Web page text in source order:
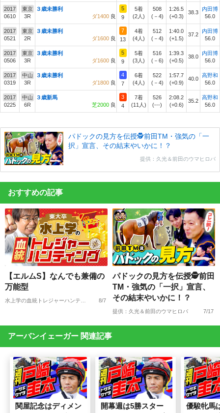
2017
0610
東京
3R
３歳未勝利
ダ1400 良
5
9
5着
(2人)
508
(－4)
1:26.5
(+0.3)
38.3
内田博
56.0
2017
0521
東京
2R
３歳未勝利
ダ1600 良
7
13
4着
(4人)
512
(－4)
1:40.0
(+1.5)
37.2
内田博
56.0
2017
0506
東京
3R
３歳未勝利
ダ1600 良
5
9
5着
(3人)
516
(－6)
1:39.3
(+0.5)
38.0
内田博
56.0
2017
0319
中山
3R
３歳未勝利
ダ1800 良
4
7
6着
(4人)
522
(－4)
1:57.7
(+0.9)
40.0
高野和
56.0
2017
0225
中山
6R
３歳新馬
芝2000 良
3
4
7着
(11人)
526
(---)
2:08.2
(+0.6)
35.2
高野和
56.0
パドックの見方を伝授🕵前田TM・強気の「一
択」宣言、その結末やいかに！？
提供：久光＆前田のウマヒロバ
おすすめの記事
【エルムS】なんでも兼備の
万能型
8/7
パドックの見方を伝授🕵前田
TM・強気の「一択」宣言、
その結末やいかに！？
提供：久光＆前田のウマヒロバ 7/17
アーバンイェーガー 関連記事
関屋記念はディメン
開幕週は5勝スター
優駿牝馬